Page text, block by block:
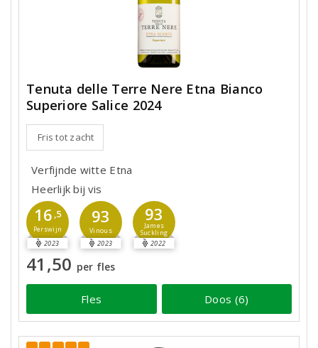
Tenuta delle Terre Nere Etna Bianco
Superiore Salice 2024
Fris tot zacht
Verfijnde witte Etna
Heerlijk bij vis
16 ,5
Perswijn
2023
93
Vinous
2023
93
James
Suckling
2022
41,50 per fles
Fles Doos (6)